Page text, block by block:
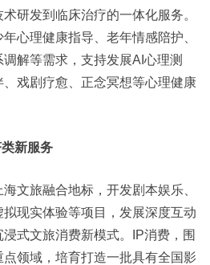
研发到临床治疗的一体化服务。
心理健康指导、老年情感陪护、
解等需求，支持发展AI心理测
戏剧疗愈、正念冥想等心理健康
新服务
旅融合地标，开发剧本娱乐、
现实体验等项目，发展深度互动
式文旅消费新模式。IP消费，围
领域，培育打造一批具有全国影